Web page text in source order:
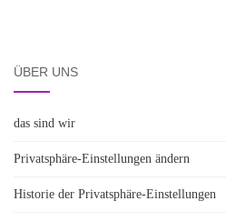
ÜBER UNS
das sind wir
Privatsphäre-Einstellungen ändern
Historie der Privatsphäre-Einstellungen